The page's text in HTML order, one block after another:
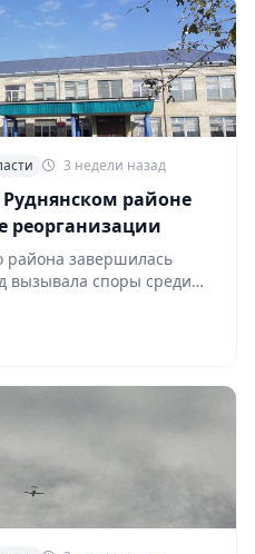
3 недели назад
районе
реорганизации
района завершилась
вызывала споры среди